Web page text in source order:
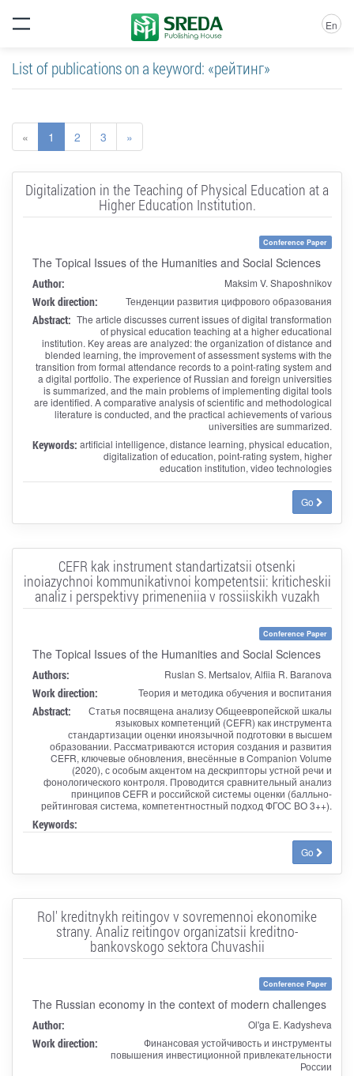
En
List of publications on a keyword: «рейтинг»
« 1 2 3 »
Digitalization in the Teaching of Physical Education at a
Higher Education Institution.
Conference Paper
The Topical Issues of the Humanities and Social Sciences
Author: Maksim V. Shaposhnikov
Work direction: Тенденции развития цифрового образования
Abstract: The article discusses current issues of digital transformation
of physical education teaching at a higher educational
institution. Key areas are analyzed: the organization of distance and
blended learning, the improvement of assessment systems with the
transition from formal attendance records to a point-rating system and
a digital portfolio. The experience of Russian and foreign universities
is summarized, and the main problems of implementing digital tools
are identified. A comparative analysis of scientific and methodological
literature is conducted, and the practical achievements of various
universities are summarized.
Keywords: artificial intelligence, distance learning, physical education,
digitalization of education, point-rating system, higher
education institution, video technologies
Go
CEFR kak instrument standartizatsii otsenki
inoiazychnoi kommunikativnoi kompetentsii: kriticheskii
analiz i perspektivy primeneniia v rossiiskikh vuzakh
Conference Paper
The Topical Issues of the Humanities and Social Sciences
Authors: Ruslan S. Mertsalov, Alfiia R. Baranova
Work direction: Теория и методика обучения и воспитания
Abstract:
Статья посвящена анализу Общеевропейской шкалы
языковых компетенций (CEFR) как инструмента
стандартизации оценки иноязычной подготовки в высшем
образовании. Рассматриваются история создания и развития
CEFR, ключевые обновления, внесённые в Companion Volume
(2020), с особым акцентом на дескрипторы устной речи и
фонологического контроля. Проводится сравнительный анализ
принципов CEFR и российской системы оценки (балльно-
рейтинговая система, компетентностный подход ФГОС ВО 3++).
Keywords:
Go
Rol' kreditnykh reitingov v sovremennoi ekonomike
strany. Analiz reitingov organizatsii kreditno-
bankovskogo sektora Chuvashii
Conference Paper
The Russian economy in the context of modern challenges
Author: Ol'ga E. Kadysheva
Work direction:
Финансовая устойчивость и инструменты
повышения инвестиционной привлекательности
России